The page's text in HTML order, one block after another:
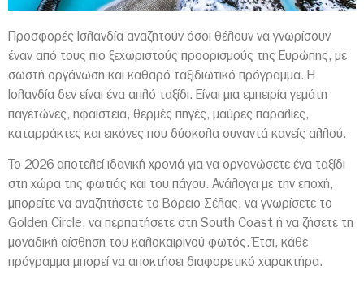
Προσφορές Ισλανδία αναζητούν όσοι θέλουν να γνωρίσουν
έναν από τους πιο ξεχωριστούς προορισμούς της Ευρώπης, με
σωστή οργάνωση και καθαρό ταξιδιωτικό πρόγραμμα. Η
Ισλανδία δεν είναι ένα απλό ταξίδι. Είναι μια εμπειρία γεμάτη
παγετώνες, ηφαίστεια, θερμές πηγές, μαύρες παραλίες,
καταρράκτες και εικόνες που δύσκολα συναντά κανείς αλλού.
Το 2026 αποτελεί ιδανική χρονιά για να οργανώσετε ένα ταξίδι
στη χώρα της φωτιάς και του πάγου. Ανάλογα με την εποχή,
μπορείτε να αναζητήσετε το Βόρειο Σέλας, να γνωρίσετε το
Golden Circle, να περπατήσετε στη South Coast ή να ζήσετε τη
μοναδική αίσθηση του καλοκαιρινού φωτός. Έτσι, κάθε
πρόγραμμα μπορεί να αποκτήσει διαφορετικό χαρακτήρα.